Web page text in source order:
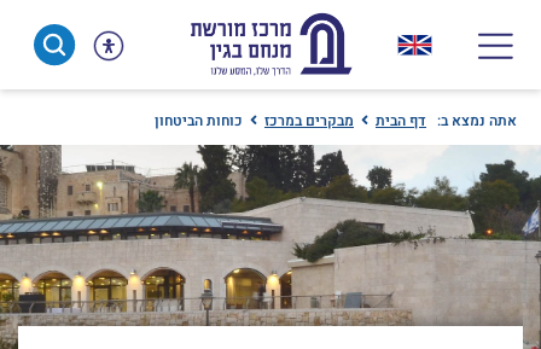
content
אתה נמצא ב: דף הבית מבקרים במרכז כוחות הביטחון